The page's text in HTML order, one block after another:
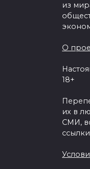
из
О
18+
их в
СМИ,